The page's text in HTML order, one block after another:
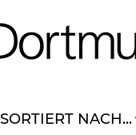
SORTIERT NACH...